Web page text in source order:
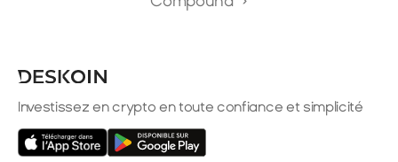
Investissez en crypto en toute confiance et simplicité